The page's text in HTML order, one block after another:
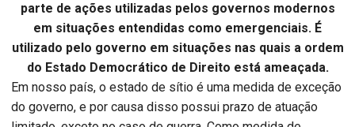
parte de ações utilizadas pelos governos modernos
em situações entendidas como emergenciais. É
utilizado pelo governo em situações nas quais a ordem
do Estado Democrático de Direito está ameaçada.
Em nosso país, o estado de sítio é uma medida de exceção
do governo, e por causa disso possui prazo de atuação